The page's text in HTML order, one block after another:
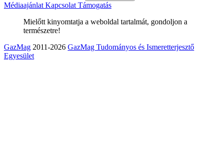
Médiaajánlat Kapcsolat Támogatás
Mielőtt kinyomtatja a weboldal tartalmát, gondoljon a
természetre!
GazMag 2011-2026 GazMag Tudományos és Ismeretterjesztő
Egyesület